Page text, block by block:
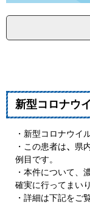
新型コロナウ
・新型コロナウイ
・この患者は、 県
例目です。
・本件について、
確実に行ってまい
・詳細は下記をご